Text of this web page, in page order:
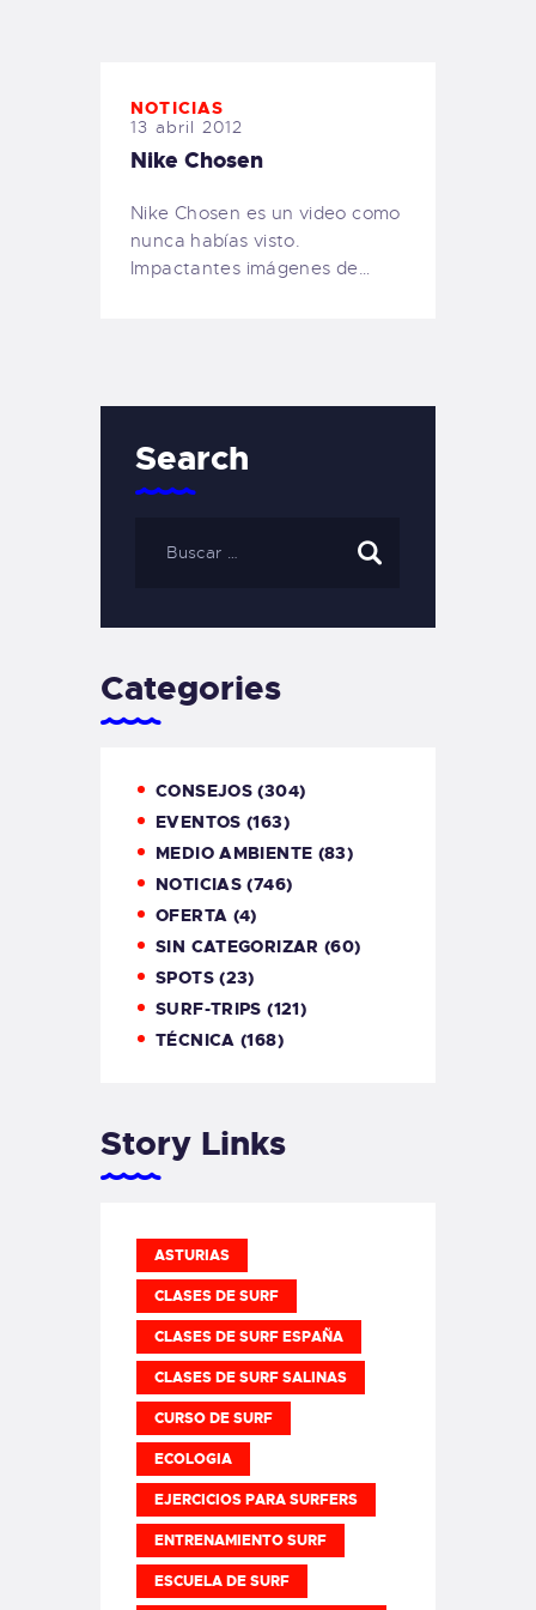
NOTICIAS
13 abril 2012
Nike Chosen
Nike Chosen es un video como
nunca habías visto.
Impactantes imágenes de…
Search
Categories
CONSEJOS (304)
EVENTOS (163)
MEDIO AMBIENTE (83)
NOTICIAS (746)
OFERTA (4)
SIN CATEGORIZAR (60)
SPOTS(23)
SURF-TRIPS (121)
TÉCNICA (168)
Story Links
ASTURIAS
CLASES DE SURF
CLASES DE SURF ESPAÑA
CLASES DE SURF SALINAS
CURSO DE SURF
ECOLOGIA
EJERCICIOS PARA SURFERS
ENTRENAMIENTO SURF
ESCUELA DE SURF